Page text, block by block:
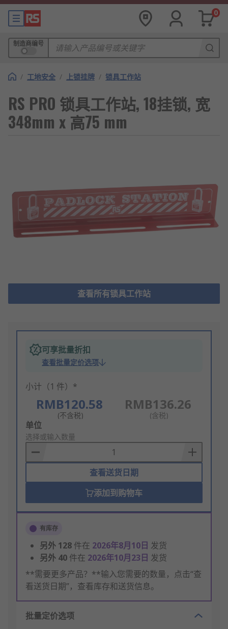
0
制造商编号
/ 工地安全 / 上锁挂牌 / 锁具工作站
RS PRO 锁具工作站, 18挂锁, 宽
348mm x 高75 mm
查看所有锁具工作站
可享批量折扣
查看批量定价选项
小计（1 件）*
RMB120.58
(不含税)
RMB136.26
(含税)
Add
to
Basket
单位
选择或输入数量
查看送货日期
添加到购物车
有库存
另外 128 件在 2026年8月10日 发货
另外 40 件在 2026年10月23日 发货
**需要更多产品？**输入您需要的数量，点击“查
看送货日期”，查看库存和送货信息。
批量定价选项